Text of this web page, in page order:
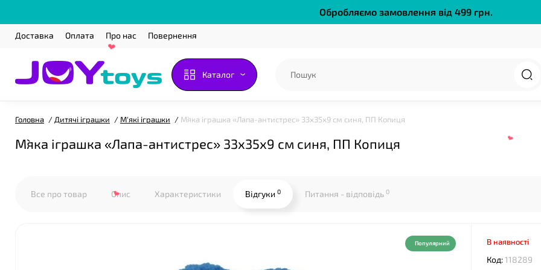
Обробляємо замовлення від 499 грн.
Доставка Оплата Про нас Повернення
Каталог
Головна Дитячі іграшки М'які іграшки М`яка іграшка «Лапа-антистрес» 33х35х9 см синя, ПП Копиця
М`яка іграшка «Лапа-антистрес» 33х35х9 см синя, ПП Копиця
Все про товар Опис Характеристики Відгуки 0 Питання - відповідь 0
Популярний В наявності
Код:118289